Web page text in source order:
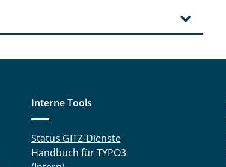
Interne Tools
Status GITZ-Dienste
Handbuch für TYPO3